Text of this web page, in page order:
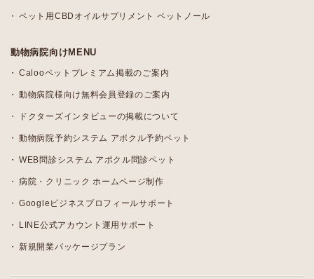
ペット用CBDオイルサプリメント ペットノール
動物病院向けMENU
Calooペットプレミアム掲載のご案内
動物病院様向け無料会員登録のご案内
ドクターズインタビューの掲載について
動物病院予約システム アポクル予約ペット
WEB問診システム アポクル問診ペット
病院・クリニック ホームページ制作
Googleビジネスプロフィールサポート
LINE公式アカウント運用サポート
新規開業パッケージプラン